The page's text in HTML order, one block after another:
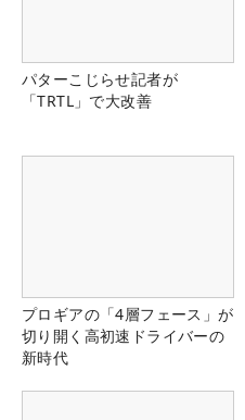
パターこじらせ記者が
「TRTL」で大改善
プロギアの「4層フェース」が
切り開く高初速ドライバーの
新時代